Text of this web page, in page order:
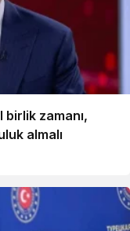
birlik zamanı,
almalı